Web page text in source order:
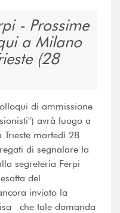
- Prossime
a Milano
(28
di ammissione
avrà luogo a
martedì 28
di segnalare la
segreteria Ferpi
del
inviato la
che tale domanda